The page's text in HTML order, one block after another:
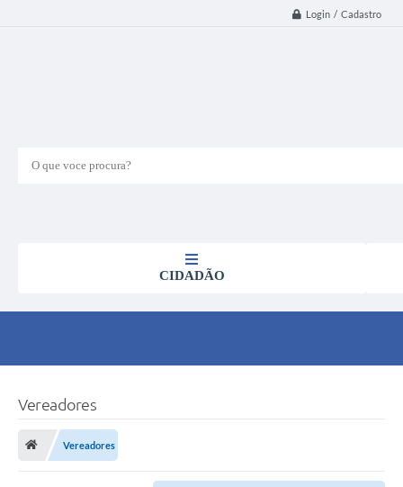
Login / Cadastro
O que voce procura?
CIDADÃO
Vereadores
Vereadores